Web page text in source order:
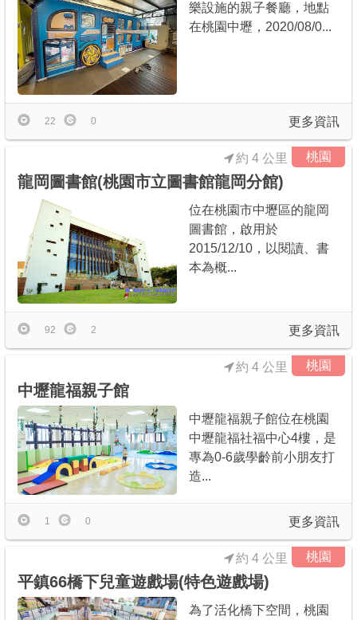
樂設施的親子餐廳，地點
在桃園中壢，2020/08/0...
更多資訊
22 0
桃園
龍岡圖書館(桃園市立圖書館龍岡分館)
約 4 公里
位在桃園市中壢區的龍岡
圖書館，啟用於
2015/12/10，以閱讀、書
本為概...
更多資訊
92 2
桃園
中壢龍福親子館
約 4 公里
中壢龍福親子館位在桃園
中壢龍福社福中心4樓，是
專為0-6歲學齡前小朋友打
造...
更多資訊
1 0
桃園
平鎮66橋下兒童遊戲場(特色遊戲場)
約 4 公里
為了活化橋下空間，桃園